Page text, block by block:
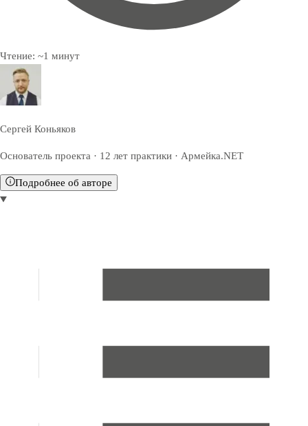
Чтение: ~1 минут
Сергей Коньяков
Основатель проекта · 12 лет практики · Армейка.NET
Подробнее об авторе